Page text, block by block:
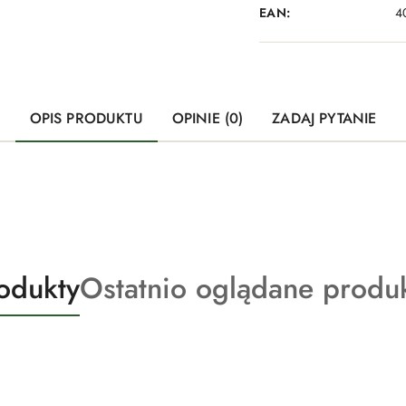
EAN:
OPIS PRODUKTU OPINIE (0) ZADAJ PYTANIE
Produkty
o
Ostatnio oglądane